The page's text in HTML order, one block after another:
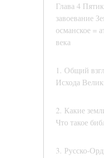
Глава 4
завоевание
османское =
века
1. Общий
Исхода
2. Какие
Что такое
3. Русско-